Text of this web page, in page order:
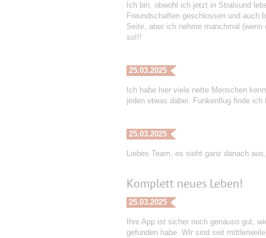
Ich bin, obwohl ich jetzt in Stralsund
Freundschaften geschlossen und auch
Seite, aber ich nehme manchmal
so!!!
25.03.2025
Ich habe hier viele nette Menschen
jeden etwas dabei. Funkenflug finde ich
25.03.2025
Liebes Team, es sieht ganz danach
Komplett neues Leben!
25.03.2025
Ihre App ist sicher noch genauso gut,
gefunden habe. Wir sind seit